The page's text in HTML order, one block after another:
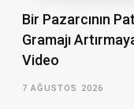
Bir Pazarcının
Gramajı
Video
7 AĞUSTOS 2026